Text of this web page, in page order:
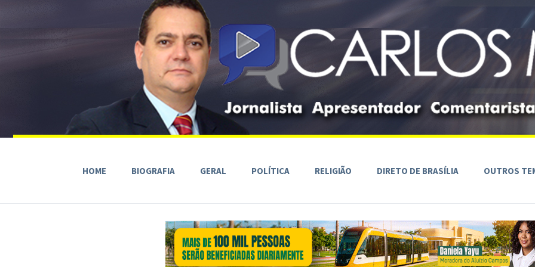
HOME BIOGRAFIA GERAL POLÍTICA RELIGIÃO DIRETO DE BRASÍLIA OUTROS